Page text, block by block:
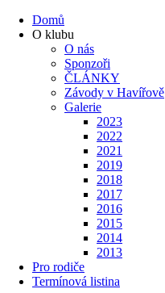
Domů
O klubu
O nás
Sponzoři
ČLÁNKY
Závody v Havířově
Galerie
2023
2022
2021
2019
2018
2017
2016
2015
2014
2013
Pro rodiče
Termínová listina